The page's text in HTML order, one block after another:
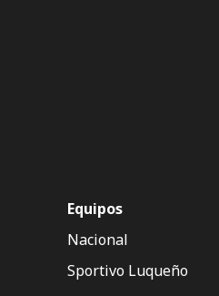
Equipos
Nacional
Sportivo Luqueño